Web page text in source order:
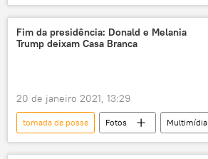
Joe Biden
Bernie Sanders
cerimônia de posse
Fim da presidência: Donald e Melania
Trump deixam Casa Branca
20 de janeiro 2021, 13:29
tomada de posse Fotos
Multimídia
Donald Trump
Joe Biden